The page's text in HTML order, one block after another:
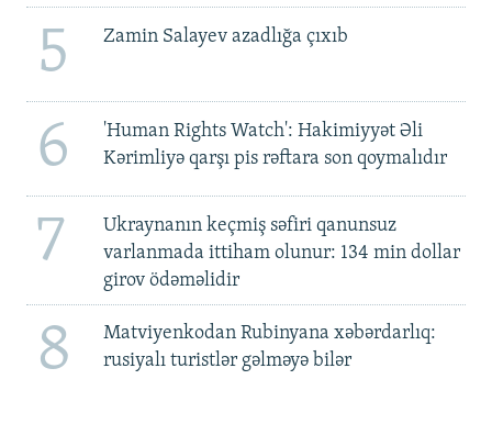
5 Zamin Salayev azadlığa çıxıb
6
'Human Rights Watch': Hakimiyyət Əli
Kərimliyə qarşı pis rəftara son qoymalıdır
7
Ukraynanın keçmiş səfiri qanunsuz
varlanmada ittiham olunur: 134 min dollar
girov ödəməlidir
8
Matviyenkodan Rubinyana xəbərdarlıq:
rusiyalı turistlər gəlməyə bilər